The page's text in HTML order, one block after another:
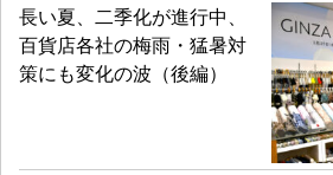
長い夏、二季化が進行中、
百貨店各社の梅雨・猛暑対
策にも変化の波（後編）